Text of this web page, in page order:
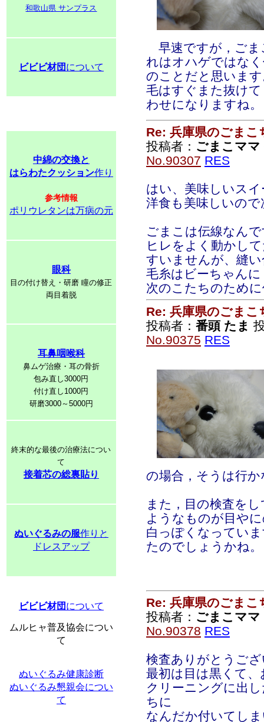
和歌山県 サンプラス
ビビビ材団 について
中綿の交換と
はらわたクッション作り
参考情報
ポリウレタンは万病の元
眼科
目の付け替え・研磨 瞳の修正
両目着脱
耳鼻咽喉科
鼻ムゲ治療・耳の骨折
包み直し3000円
付け直し1000円
研磨3000～5000円
終末的な最後の治療法につい
て
接着芯の総裏貼り
ぬいぐるみの服作りと
ドレスアップ
ビビビ材団 について
ムルヒャ普及協会につい
て
ぬいぐるみ健康診断
ぬいぐるみ懇親会につい
て
早速ですが，ごま
れはオハゲではな
のことだと思いま
毛はすぐまた抜け
わせになりますね。
Re: 兵庫県のごまこ
投稿者： ごまこママ
No.90307 RES
はい、美味しいス
洋食も美味しいの
ごまこは伝線なん
ヒレをよく動かし
すいませんが、縫
毛糸はビーちゃんに
次のこたちのため
Re: 兵庫県のごまこ
投稿者： 番頭 たま
No.90375 RES
の場合，そうは行
また，目の検査を
ようなものが目や
白っぽくなってい
たのでしょうかね。
Re: 兵庫県のごまこ
投稿者： ごまこママ
No.90378 RES
検査ありがとうご
最初は目は黒くて
クリーニングに出
ちに
なんだか付いてし